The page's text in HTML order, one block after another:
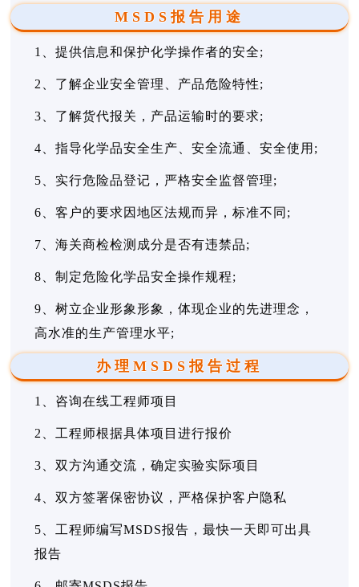
MSDS报告用途
1、提供信息和保护化学操作者的安全;
2、了解企业安全管理、产品危险特性;
3、了解货代报关，产品运输时的要求;
4、指导化学品安全生产、安全流通、安全使用;
5、实行危险品登记，严格安全监督管理;
6、客户的要求因地区法规而异，标准不同;
7、海关商检检测成分是否有违禁品;
8、制定危险化学品安全操作规程;
9、树立企业形象形象，体现企业的先进理念，
高水准的生产管理水平;
办理MSDS报告过程
1、咨询在线工程师项目
2、工程师根据具体项目进行报价
3、双方沟通交流，确定实验实际项目
4、双方签署保密协议，严格保护客户隐私
5、工程师编写MSDS报告，最快一天即可出具
报告